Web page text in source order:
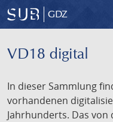
GDZ
VD18 digital
In dieser Sammlung
vorhandenen
Jahrhunderts. Das von